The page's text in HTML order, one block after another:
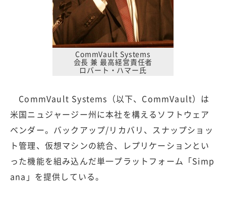
CommVault Systems
会長 兼 最高経営責任者
ロバート・ハマー氏
CommVault Systems（以下、CommVault）は
米国ニュジャージー州に本社を構えるソフトウェア
ベンダー。バックアップ/リカバリ、スナップショッ
ト管理、仮想マシンの統合、レプリケーションとい
った機能を組み込んだ単一プラットフォーム「Simp
ana」を提供している。